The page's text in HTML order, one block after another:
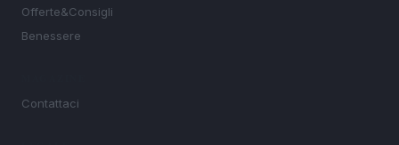
Offerte&Consigli
Benessere
Contattaci